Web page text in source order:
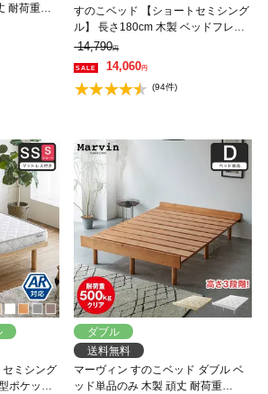
耐荷重
階
すのこベッド 【ショートセミシング
ル】 長さ180cm 木製 ベッドフレー
ム 耐荷重350kg 組立簡単 高さ4段階
低ホルムアルデヒド バノン【AR】
14,790円
14,060円
(94件)
ミシング
ポケット
ダブル
送料無料
マーヴィン すのこベッド ダブル ベ
ッド単品のみ 木製 頑丈 耐荷重